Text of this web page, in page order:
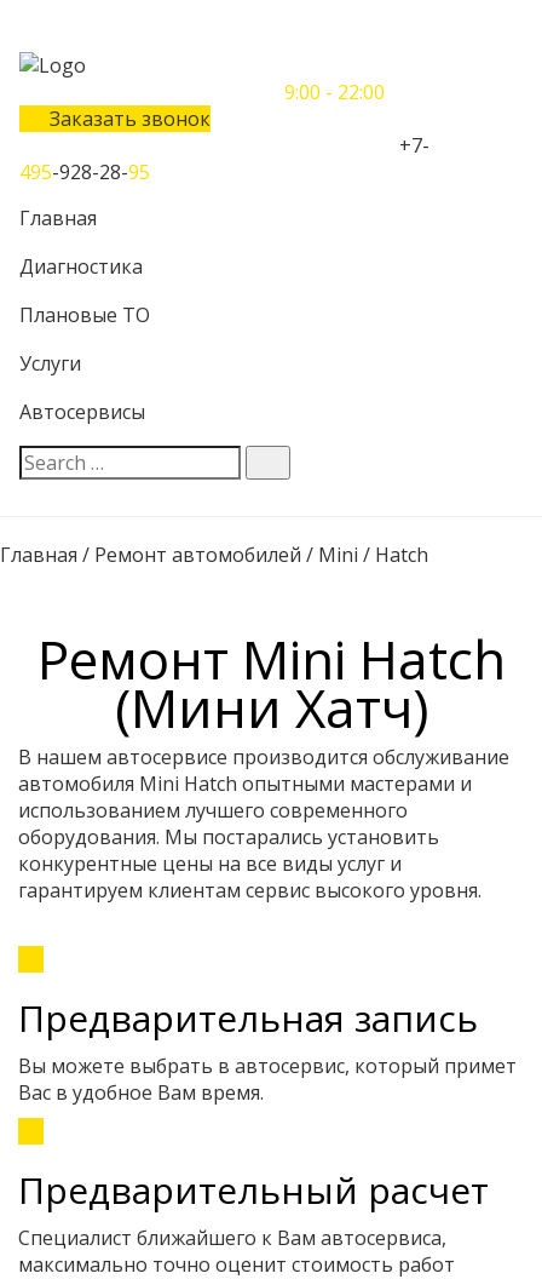
9:00 - 22:00
Заказать звонок
+7-
495-928-28-95
Главная
Диагностика
Плановые ТО
Услуги
Автосервисы
Главная / Ремонт автомобилей / Mini / Hatch
Ремонт Mini Hatch
(Мини Хатч)
В нашем автосервисе производится обслуживание
автомобиля Mini Hatch опытными мастерами и
использованием лучшего современного
оборудования. Мы постарались установить
конкурентные цены на все виды услуг и
гарантируем клиентам сервис высокого уровня.
Предварительная запись
Вы можете выбрать в автосервис, который примет
Вас в удобное Вам время.
Предварительный расчет
Специалист ближайшего к Вам автосервиса,
максимально точно оценит стоимость работ